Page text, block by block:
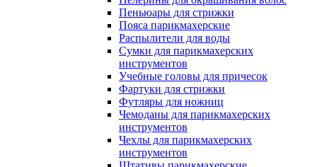
Пеньюары для стрижки
Пояса парикмахерские
Распылители для воды
Сумки для парикмахерских
инструментов
Учебные головы для причесок
Фартуки для стрижки
Футляры для ножниц
Чемоданы для парикмахерских
инструментов
Чехлы для парикмахерских
инструментов